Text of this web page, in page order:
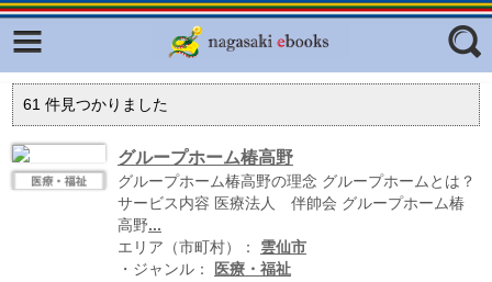
ジャンル
61 件見つかりました
グループホーム椿高野
グループホーム椿高野の理念 グループホームとは？
サービス内容 医療法人 伴帥会 グループホーム椿
高野...
エリア（市町村）： 雲仙市
・ジャンル：
医療・福祉
Facebook
ふくいろキラリプロジェクト
ラリー（TOKYO Brochures）
復興応援企画
はじめてご利用される方へ